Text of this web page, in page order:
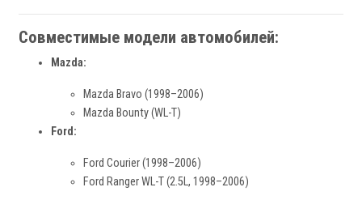
Совместимые модели автомобилей:
Mazda:
Mazda Bravo (1998–2006)
Mazda Bounty (WL-T)
Ford:
Ford Courier (1998–2006)
Ford Ranger WL-T (2.5L, 1998–2006)